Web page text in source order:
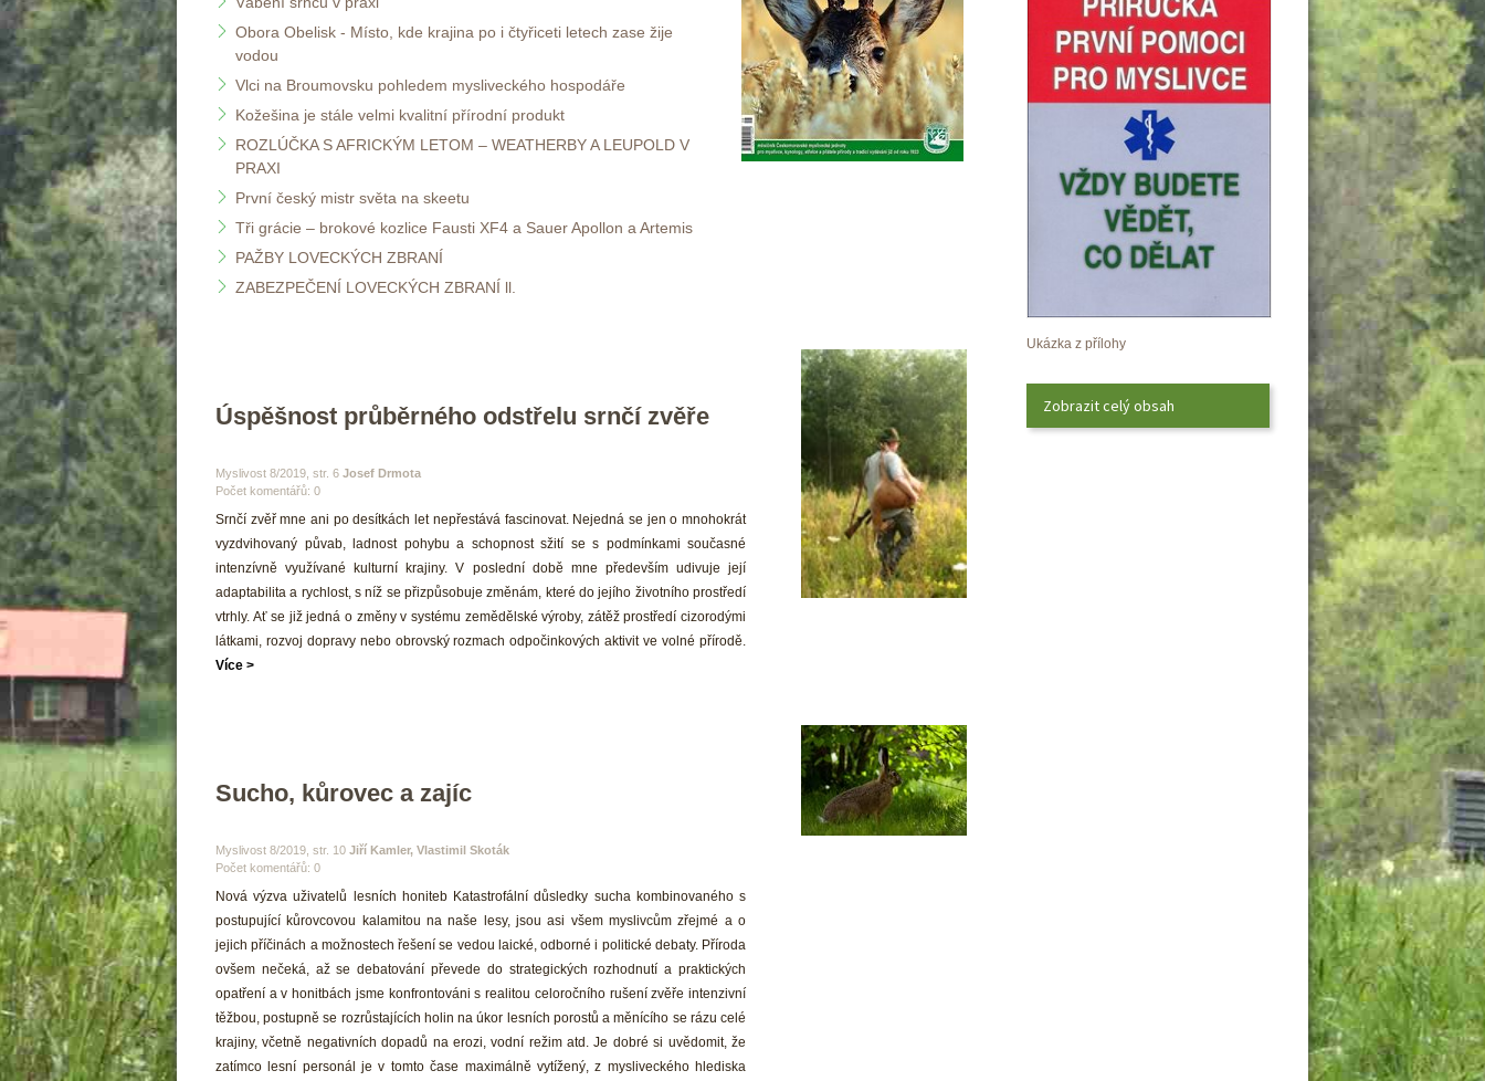
Obora Obelisk - Místo, kde krajina po i čtyřiceti letech zase žije
vodou
Vlci na Broumovsku pohledem mysliveckého hospodáře
Kožešina je stále velmi kvalitní přírodní produkt
ROZLÚČKA S AFRICKÝM LETOM – WEATHERBY A LEUPOLD V
PRAXI
První český mistr světa na skeetu
Tři grácie – brokové kozlice Fausti XF4 a Sauer Apollon a Artemi
PAŽBY LOVECKÝCH ZBRANÍ
ZABEZPEČENÍ LOVECKÝCH ZBRANÍ ll.
Úspěšnost průběrného odstřelu srnčí zvěře
Myslivost 8/2019, str. 6 Josef Drmota
Počet komentářů: 0
Srnčí zvěř mne ani po desítkách let nepřestává fascinovat. Nejedná se jen o mnohokrát
vyzdvihovaný půvab, ladnost pohybu a schopnost sžití se s podmínkami současné
intenzívně využívané kulturní krajiny. V poslední době mne především udivuje její
adaptabilita a rychlost, s níž se přizpůsobuje změnám, které do jejího životního prostředí
vtrhly. Ať se již jedná o změny v systému zemědělské výroby, zátěž prostředí cizorodými
látkami, rozvoj dopravy nebo obrovský rozmach odpočinkových aktivit ve volné přírodě.
Více >
Sucho, kůrovec a zajíc
Myslivost 8/2019, str. 10 Jiří Kamler, Vlastimil Skoták
Počet komentářů: 0
Nová výzva uživatelů lesních honiteb Katastrofální důsledky sucha kombinovaného s
postupující kůrovcovou kalamitou na naše lesy, jsou asi všem myslivcům zřejmé a o
jejich příčinách a možnostech řešení se vedou laické, odborné i politické debaty. Příroda
ovšem nečeká, až se debatování převede do strategických rozhodnutí a praktických
opatření a v honitbách jsme konfrontováni s realitou celoročního rušení zvěře intenzivní
těžbou, postupně se rozrůstajících holin na úkor lesních porostů a měnícího se rázu celé
krajiny, včetně negativních dopadů na erozi, vodní režim atd. Je dobré si uvědomit, že
zatímco lesní personál je v tomto čase maximálně vytížený, z mysliveckého hlediska
Ukázka z přílohy
Zobrazit celý obsah